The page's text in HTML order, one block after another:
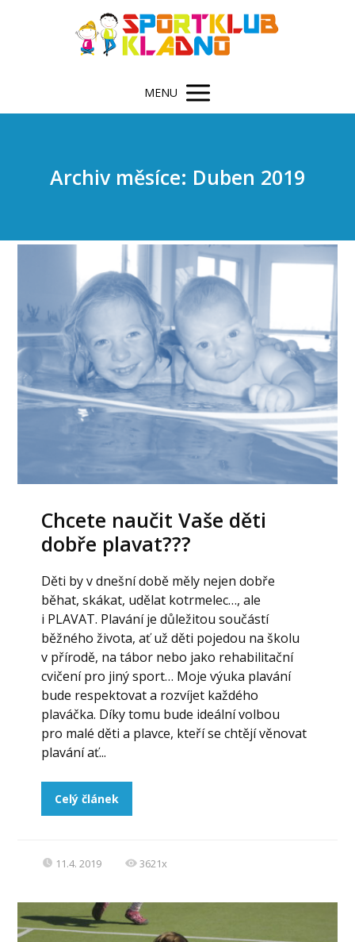
MENU
Archiv měsíce: Duben 2019
Chcete naučit Vaše děti
dobře plavat???
Děti by v dnešní době měly nejen dobře
běhat, skákat, udělat kotrmelec…, ale
i PLAVAT. Plavání je důležitou součástí
běžného života, ať už děti pojedou na školu
v přírodě, na tábor nebo jako rehabilitační
cvičení pro jiný sport… Moje výuka plavání
bude respektovat a rozvíjet každého
plaváčka. Díky tomu bude ideální volbou
pro malé děti a plavce, kteří se chtějí věnovat
plavání ať...
Celý článek
11.4. 2019 3621x